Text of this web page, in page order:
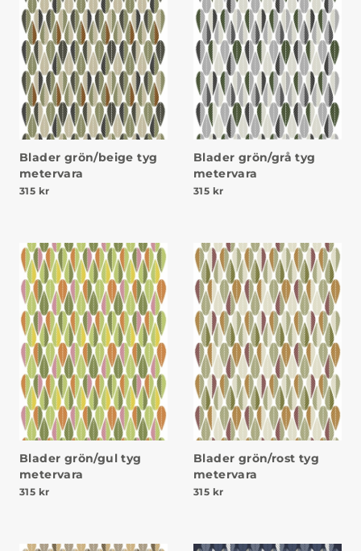
Blader grön/beige tyg
metervara
315 kr
Blader grön/grå tyg
metervara
315 kr
Blader grön/gul tyg
metervara
315 kr
Blader grön/rost tyg
metervara
315 kr